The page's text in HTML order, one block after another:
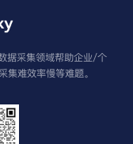
据采集领域帮助企业/个
集难效率慢等难题。